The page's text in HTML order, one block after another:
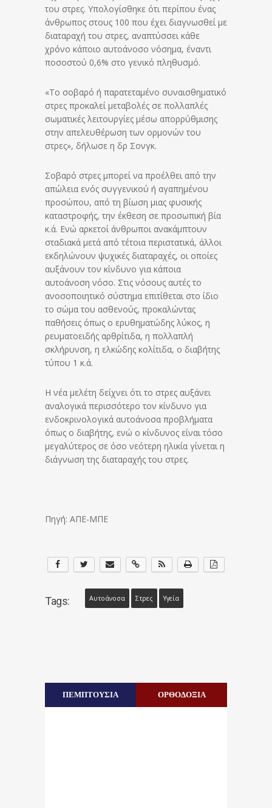
του στρες. Υπολογίσθηκε ότι περίπου ένας
άνθρωπος στους 100 που έχει διαγνωσθεί με
διαταραχή του στρες, αναπτύσσει κάθε
χρόνο κάποιο αυτοάνοσο νόσημα, έναντι
ποσοστού 0,6% στο γενικό πληθυσμό.
«Το σοβαρό ή παρατεταμένο συναισθηματικό
στρες προκαλεί μεταβολές σε πολλαπλές
σωματικές λειτουργίες μέσω απορρύθμισης
στην απελευθέρωση των ορμονών του
στρες», δήλωσε η δρ Σονγκ.
Σοβαρό στρες μπορεί να προέλθει από την
απώλεια ενός συγγενικού ή αγαπημένου
προσώπου, από τη βίωση μιας φυσικής
καταστροφής, την έκθεση σε προσωπική βία
κ.ά. Ενώ αρκετοί άνθρωποι ανακάμπτουν
σταδιακά μετά από τέτοια περιστατικά, άλλοι
εκδηλώνουν ψυχικές διαταραχές, οι οποίες
αυξάνουν τον κίνδυνο για κάποια
αυτοάνοση νόσο. Στις νόσους αυτές το
ανοσοποιητικό σύστημα επιτίθεται στο ίδιο
το σώμα του ασθενούς, προκαλώντας
παθήσεις όπως ο ερυθηματώδης λύκος, η
ρευματοειδής αρθρίτιδα, η πολλαπλή
σκλήρυνση, η ελκώδης κολίτιδα, ο διαβήτης
τύπου 1 κ.ά.
Η νέα μελέτη δείχνει ότι το στρες αυξάνει
αναλογικά περισσότερο τον κίνδυνο για
ενδοκρινολογικά αυτοάνοσα προβλήματα
όπως ο διαβήτης, ενώ ο κίνδυνος είναι τόσο
μεγαλύτερος σε όσο νεότερη ηλικία γίνεται η
διάγνωση της διαταραχής του στρες.
Πηγή: ΑΠΕ-ΜΠΕ
Tags: Αυτοάνοσα Στρες Υγεία
ΠΕΜΠΤΟΥΣΙΑ ΟΡΘΟΔΟΞΙΑ